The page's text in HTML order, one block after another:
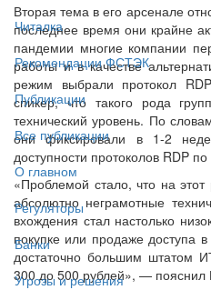
Читалка
Рекомендации ФСТЭК
Публикации
Все публикации
О главном
Регуляторы
Банки
Угрозы и решения
Вторая тема в его арсенале
последнее время они крайне
пандемии многие компании
работы и в качестве
режим выбрали протокол
спикер, что такого рода
технический уровень. По
они фиксировали в 1-2
доступности протоколов RDP
«Проблемой стало, что на
абсолютно неграмотные
вхождения стал настолько
покупке или продаже доступа
достаточно большим штатом
300 до 500 рублей», — пояснил